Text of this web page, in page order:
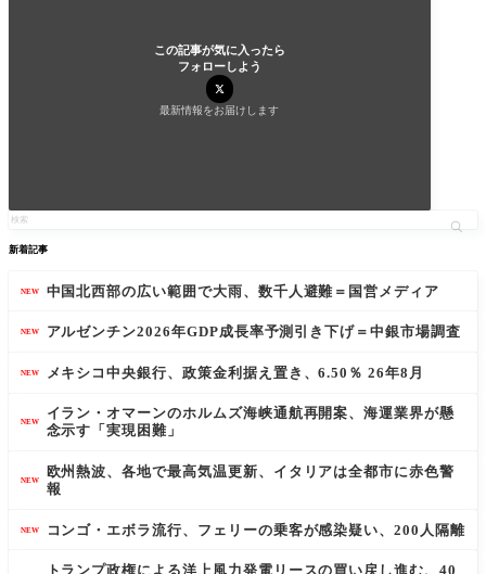
この記事が気に入ったら
フォローしよう
最新情報をお届けします
新着記事
NEW 中国北西部の広い範囲で大雨、数千人避難＝国営メディア
NEW アルゼンチン2026年GDP成長率予測引き下げ＝中銀市場調査
NEW メキシコ中央銀行、政策金利据え置き、6.50％ 26年8月
NEW
イラン・オマーンのホルムズ海峡通航再開案、海運業界が懸
念示す「実現困難」
NEW
欧州熱波、各地で最高気温更新、イタリアは全都市に赤色警
報
NEW コンゴ・エボラ流行、フェリーの乗客が感染疑い、200人隔離
トランプ政権による洋上風力発電リースの買い戻し進む、40